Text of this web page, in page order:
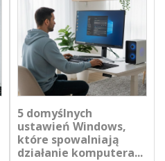
5 domyślnych
ustawień Windows,
które spowalniają
działanie komputera...